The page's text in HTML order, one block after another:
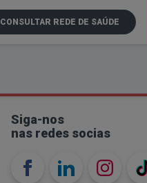
CONSULTAR REDE DE SAÚDE
Siga-nos
nas redes socias